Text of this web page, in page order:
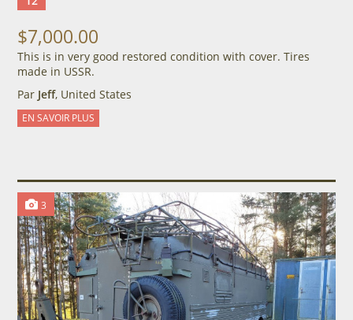
$7,000.00
This is in very good restored condition with cover. Tires
made in USSR.
Par Jeff, United States
EN SAVOIR PLUS
3